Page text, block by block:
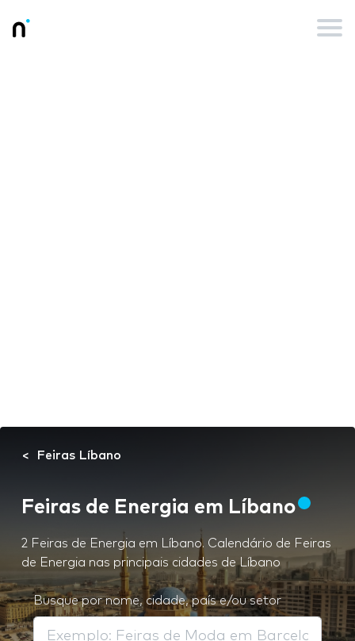
Feiras Líbano
Feiras de Energia em Líbano
2 Feiras de Energia em Líbano. Calendário de Feiras
de Energia nas principais cidades de Líbano
Busque por nome, cidade, país e/ou setor